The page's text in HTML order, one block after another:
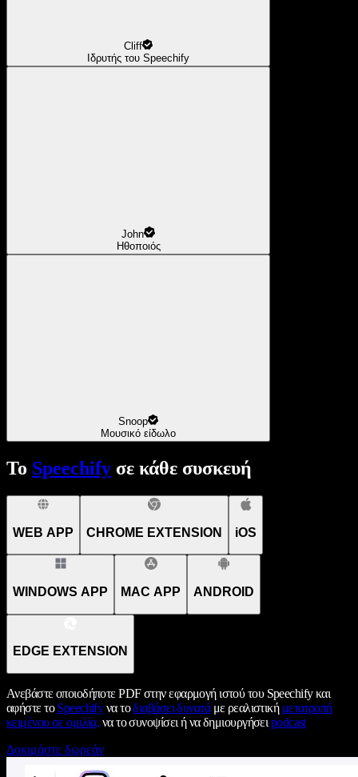
Cliff
Ιδρυτής του Speechify
John
Ηθοποιός
Snoop
Μουσικό είδωλο
Το Speechify σε κάθε συσκευή
WEB APP CHROME EXTENSION iOS
WINDOWS APP MAC APP ANDROID
EDGE EXTENSION
Ανεβάστε οποιοδήποτε PDF στην εφαρμογή ιστού του Speechify και
αφήστε τοSpeechifyνα τοδιαβάσει δυνατάμε ρεαλιστική μετατροπή
κειμένου σε ομιλία, να το συνοψίσει ή να δημιουργήσει podcast
Δοκιμάστε δωρεάν